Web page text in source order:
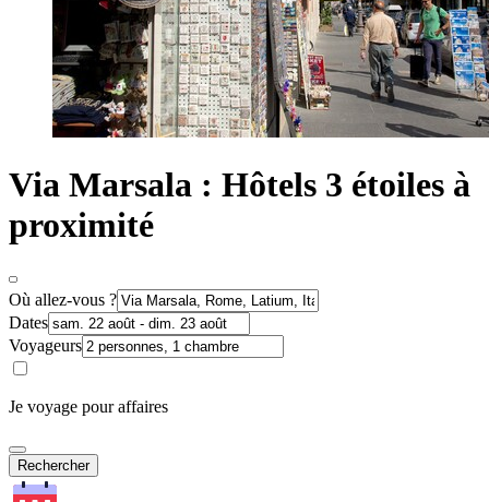
Via Marsala : Hôtels 3 étoiles à
proximité
Où allez-vous ?
Dates
Voyageurs
Je voyage pour affaires
Rechercher